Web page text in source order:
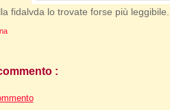
fidalvda lo trovate forse più leggibile...
: